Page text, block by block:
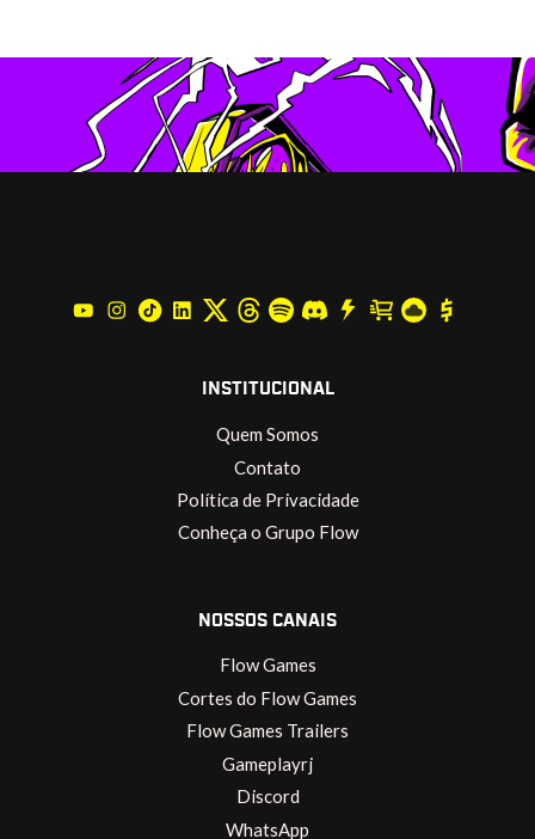
INSTITUCIONAL
Quem Somos
Contato
Política de Privacidade
Conheça o Grupo Flow
NOSSOS CANAIS
Flow Games
Cortes do Flow Games
Flow Games Trailers
Gameplayrj
Discord
WhatsApp